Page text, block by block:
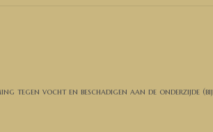
tegen vocht en beschadigen aan de onderzijde (bij